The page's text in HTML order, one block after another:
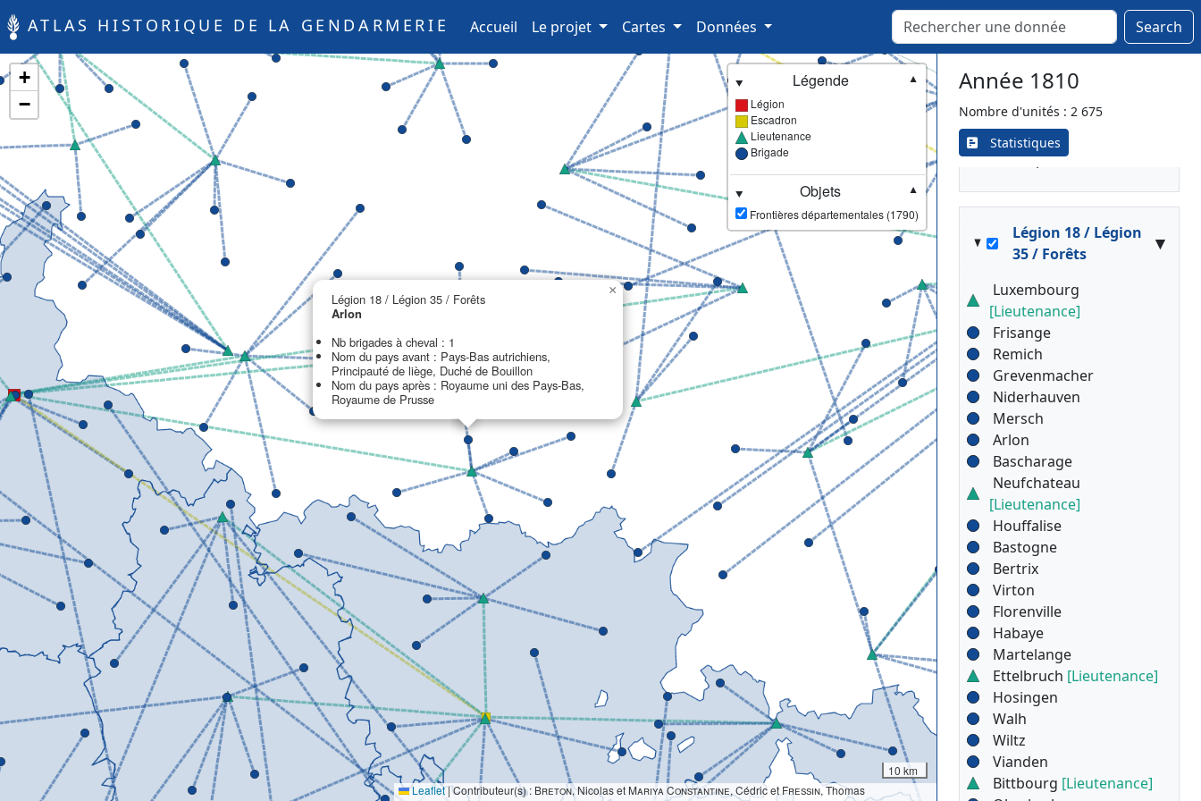
ATLAS HISTORIQUE DE LA GENDARMERIE Accueil (current)
Le projet Cartes Données Search
Légion 18 / Légion 35 / Forêts
Arlon
Nb brigades à cheval : 1
Nom du pays avant : Pays-Bas autrichiens,
Principauté de liège, Duché de Bouillon
Nom du pays après : Royaume uni des Pays-Bas,
Royaume de Prusse
×
+
−
Légende
▼
Légion
Escadron
Lieutenance
Brigade
Objets
▼
Frontières départementales (1790)
10 km
Leaflet|Contributeur(s) : Breton, Nicolas et Mariya Constantine, Cédric et Fressin, Thomas
Année 1810
Nombre d'unités : 2 675
Statistiques
Signy-le-Petit
Fumay
Rethel[Lieutenance]
Château
Vouzières
Lechesnes
Buzancy
Grandpré
Légion 18 / Légion
35 / Forêts
▾
Luxembourg
[Lieutenance]
Frisange
Remich
Grevenmacher
Niderhauven
Mersch
Arlon
Bascharage
Neufchateau
[Lieutenance]
Houffalise
Bastogne
Bertrix
Virton
Florenville
Habaye
Martelange
Ettelbruch [Lieutenance]
Hosingen
Walh
Wiltz
Vianden
Bittbourg [Lieutenance]